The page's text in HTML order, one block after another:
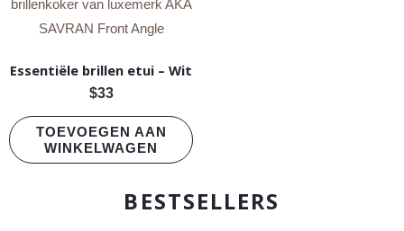
Essentiële brillen etui – Wit
$33
TOEVOEGEN AAN
WINKELWAGEN
BESTSELLERS